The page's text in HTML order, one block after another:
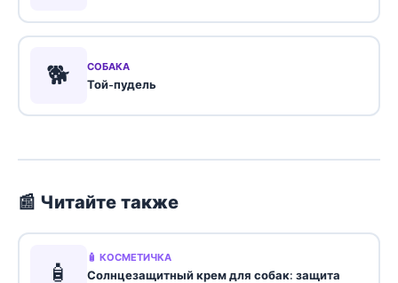
🐕 СОБАКА
Той-пудель
📰 Читайте также
🧴
🧴 КОСМЕТИЧКА
Солнцезащитный крем для собак: защита